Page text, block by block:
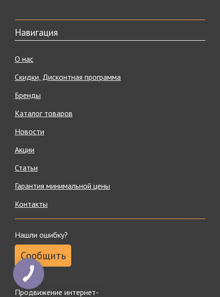
Навигация
О нас
Скидки, Дисконтная программа
Бренды
Каталог товаров
Новости
Акции
Статьи
Гарантия минимальной цены
Контакты
Нашли ошибку?
Сообщить
Продвижение интернет-